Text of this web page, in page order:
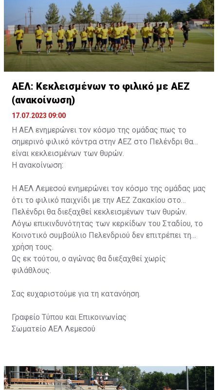
ΑΕΛ: Κεκλεισμένων το φιλικό με ΑΕΖ
(ανακοίνωση)
17.07.2023 09:00
Η ΑΕΛ ενημερώνει τον κόσμο της ομάδας πως το
σημερινό φιλικό κόντρα στην ΑΕΖ στο Πελένδρι θα
είναι κεκλεισμένων των θυρών.
Η ανακοίνωση:
Η ΑΕΛ Λεμεσού ενημερώνει τον κόσμο της ομάδας μας
ότι το φιλικό παιχνίδι με την ΑΕΖ Ζακακίου στο
Πελένδρι θα διεξαχθεί κεκλεισμένων των θυρών.
Λόγω επικινδυνότητας των κερκίδων του Σταδίου, το
Κοινοτικό συμβούλιο Πελενδριού δεν επιτρέπει τη
χρήση τους.
Ως εκ τούτου, ο αγώνας θα διεξαχθεί χωρίς
φιλάθλους.
Σας ευχαριστούμε για τη κατανόηση.
Γραφείο Τύπου και Επικοινωνίας
Σωματείο ΑΕΛ Λεμεσού